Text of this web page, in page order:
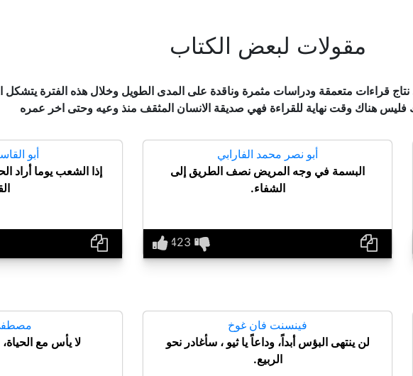
مقولات لبعض الكتاب
نتاج قراءات متعمقة ودراسات مثمرة وناقدة على المدى الطويل وخلال هذه الفترة يتشكل
فليس هناك وقت نهاية للقراءة فهي صديقة الانسان المثقف منذ وعيه وحتى اخر عمره
أبو نصر محمد الفارابي
البسمة في وجه المريض نصف الطريق إلى
الشفاء.
أبو
إذا الشعب يوما أراد
فينسنت فان غوخ
‏لن ينتهى البؤس أبداً، وداعاً يا ثيو ، سأغادر نحو
الربيع.
لا يأس مع